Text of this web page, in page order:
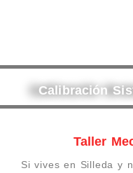
Calibración
Taller
Si vives en Silleda y